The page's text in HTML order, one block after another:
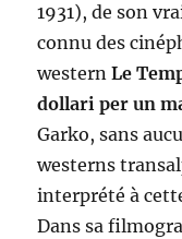
1931), de son
connu des
westernLe
dollari per un
Garko, sans
westerns
interprété à
Dans sa